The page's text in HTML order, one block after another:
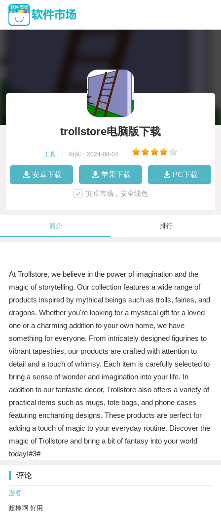
trollstore电脑版下载
工具 时间：2024-08-04
安卓下载 苹果下载 PC下载
安卓市场，安全绿色
简介 排行
At Trollstore, we believe in the power of imagination and the
magic of storytelling. Our collection features a wide range of
products inspired by mythical beings such as trolls, fairies, and
dragons. Whether you're looking for a mystical gift for a loved
one or a charming addition to your own home, we have
something for everyone. From intricately designed figurines to
vibrant tapestries, our products are crafted with attention to
detail and a touch of whimsy. Each item is carefully selected to
bring a sense of wonder and imagination into your life. In
addition to our fantastic decor, Trollstore also offers a variety of
practical items such as mugs, tote bags, and phone cases
featuring enchanting designs. These products are perfect for
adding a touch of magic to your everyday routine. Discover the
magic of Trollstore and bring a bit of fantasy into your world
today!#3#
评论
游客
超棒啊 好用